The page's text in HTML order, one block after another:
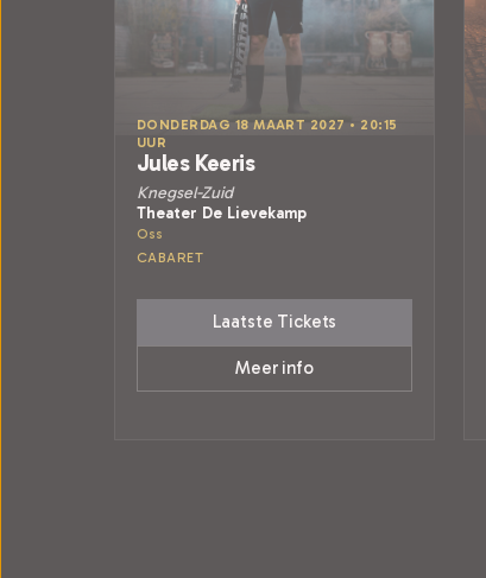
DONDERDAG 18 MAART 2027 • 20:15
UUR
Jules Keeris
Knegsel-Zuid
Theater De Lievekamp
Oss
CABARET
Laatste Tickets
Meer info